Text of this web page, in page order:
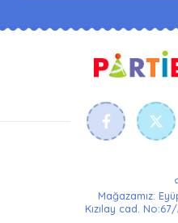
Mağazamız:
Kızılay cad.